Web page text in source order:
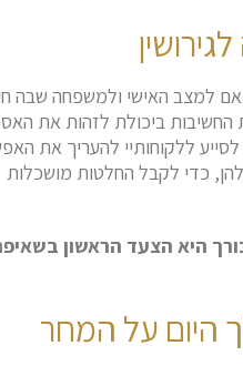
למצב האישי ולמשפחה שבה
ביכולת לזהות את
ללקוחותיי להעריך את
כדי לקבל החלטות מושכלות
היא הצעד הראשון
על המחר